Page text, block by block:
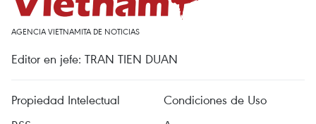
AGENCIA VIETNAMITA DE NOTICIAS
Editor en jefe: TRAN TIEN DUAN
Propiedad Intelectual
Condiciones de Uso